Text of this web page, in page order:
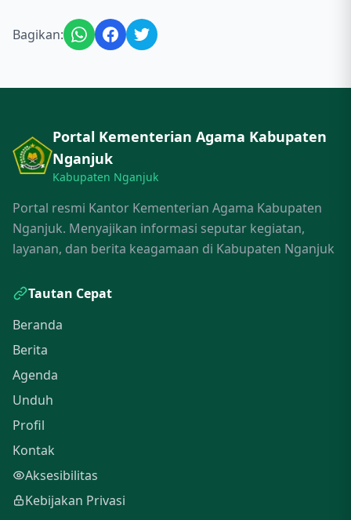
Bagikan:
Portal Kementerian Agama Kabupaten
Nganjuk
Kabupaten Nganjuk
Portal resmi Kantor Kementerian Agama Kabupaten
Nganjuk. Menyajikan informasi seputar kegiatan,
layanan, dan berita keagamaan di Kabupaten Nganjuk
Tautan Cepat
Beranda
Berita
Agenda
Unduh
Profil
Kontak
Aksesibilitas
Kebijakan Privasi